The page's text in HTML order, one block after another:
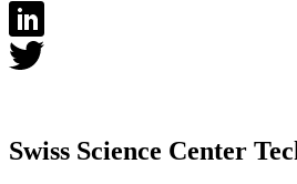
Swiss Science Center